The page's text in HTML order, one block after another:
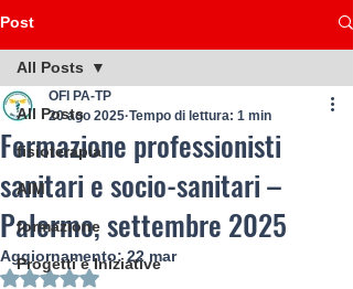
Post
All Posts
fisioterapia
AIM
formazione
Progetti e Iniziative
All Posts
Formazione professionisti
sanitari e socio-sanitari –
Palermo, settembre 2025
OFI PA-TP
20 ago 2025 Tempo di lettura: 1 min
Aggiornamento:22 mar
Valutazione NaN stelle su 5.